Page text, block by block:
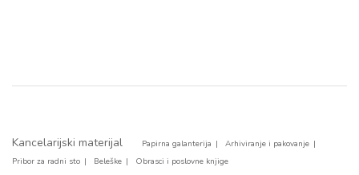
Kancelarijski materijal Papirna galanterija
Arhiviranje i pakovanje
Pribor za radni sto
Beleške Obrasci i poslovne knjige